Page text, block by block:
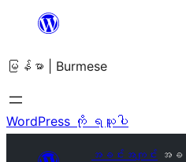
အကြောင်းအရာ
ကျော်သွား
ရန်
မြန်မာ | Burmese
WordPress ကို ရယူပါ
အခင်းအကျင်း အခ